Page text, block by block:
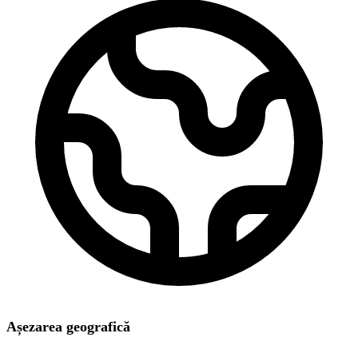
Așezarea geografică